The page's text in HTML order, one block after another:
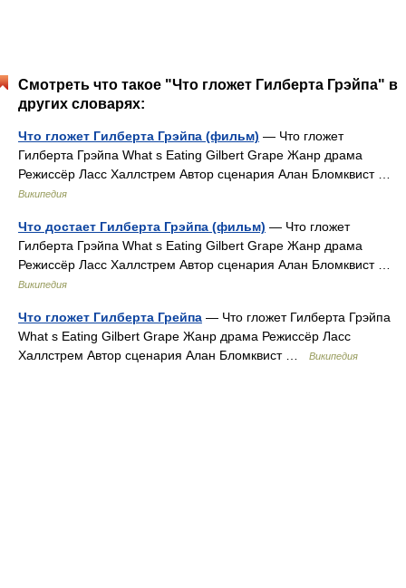
Смотреть что такое "Что гложет Гилберта Грэйпа" в
других словарях:
Что гложет Гилберта Грэйпа (фильм) — Что гложет
Гилберта Грэйпа What s Eating Gilbert Grape Жанр драма
Режиссёр Ласс Халлстрем Автор сценария Алан Бломквист …
Википедия
Что достает Гилберта Грэйпа (фильм) — Что гложет
Гилберта Грэйпа What s Eating Gilbert Grape Жанр драма
Режиссёр Ласс Халлстрем Автор сценария Алан Бломквист …
Википедия
Что гложет Гилберта Грейпа — Что гложет Гилберта Грэйпа
What s Eating Gilbert Grape Жанр драма Режиссёр Ласс
Халлстрем Автор сценария Алан Бломквист …
Википедия